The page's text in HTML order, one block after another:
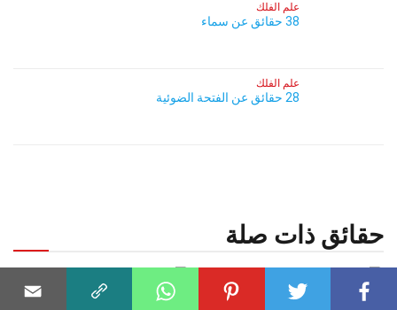
علم الفلك
38 حقائق عن سماء
علم الفلك
28 حقائق عن الفتحة الضوئية
حقائق ذات صلة